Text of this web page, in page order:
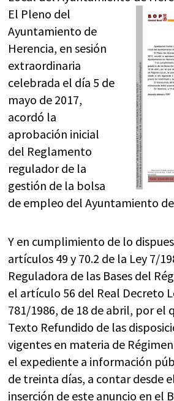
El Pleno del
Ayuntamiento de
Herencia, en sesión
extraordinaria
celebrada el día 5 de
mayo de 2017,
acordó la
aprobación inicial
del Reglamento
regulador de la
gestión de la bolsa
de empleo del Ayuntamiento
Y en cumplimiento de lo
artículos 49 y 70.2 de la Ley 7/
Reguladora de las Bases del
el artículo 56 del Real Decreto
781/1986, de 18 de abril, por el
Texto Refundido de las
vigentes en materia de
el expediente a información
de treinta días, a contar desde
inserción de este anuncio en el